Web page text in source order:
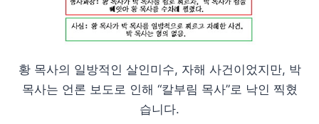
황 목사의 일방적인 살인미수, 자해 사건이었지만, 박
목사는 언론 보도로 인해 “칼부림 목사”로 낙인 찍혔
습니다.